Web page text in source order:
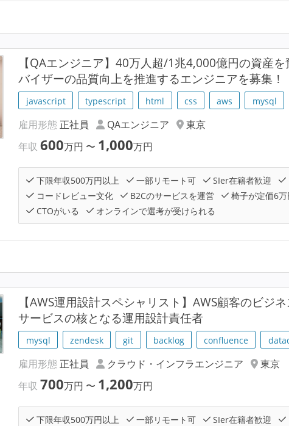
【QAエンジニア】40万人超/1兆4,000億円の資産
バイザーの品質向上を推進するエンジニアを募集！
javascript typescript html css aws mysql
雇用形態 正社員 QAエンジニア
東京
年収600万円 〜 1,000万円
下限年収500万円以上 一部リモート可 SIer在籍者歓迎
コードレビュー文化
B2Cのサービスを運営 椅子が定価6万
CTOがいる
オンラインで選考が受けられる
【AWS運用設計スペシャリスト】AWS顧客のビジ
サービスの核となる運用設計責任者
mysql zendesk git backlog confluence
雇用形態 正社員 クラウド・インフラエンジニア
東京
年収700万円 〜 1,200万円
下限年収500万円以上 一部リモート可 SIer在籍者歓迎